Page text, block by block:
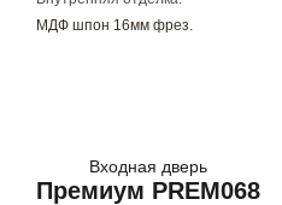
МДФ шпон 16мм фрез.
Входная дверь
Премиум PREM068